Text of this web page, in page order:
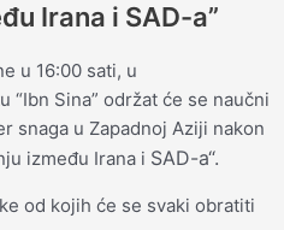
Irana i SAD-a”
u 16:00 sati, u
“Ibn Sina” održat će se naučni
snaga u Zapadnoj Aziji nakon
između Irana i SAD-a“.
od kojih će se svaki obratiti